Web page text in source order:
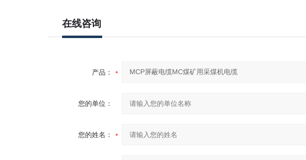
在线咨询
产品：
您的单位：
您的姓名：